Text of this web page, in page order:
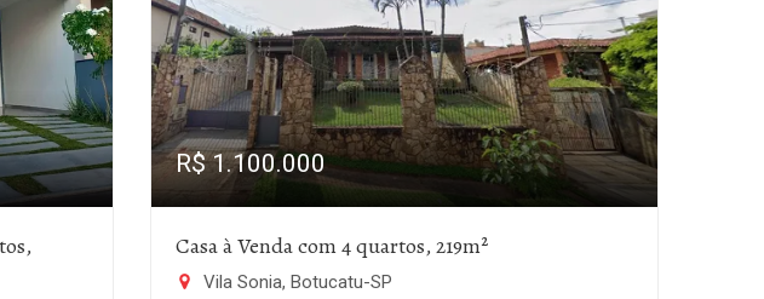
R$ 1.100.000
Casa à Venda com 4 quartos, 219m²
Vila Sonia, Botucatu-SP